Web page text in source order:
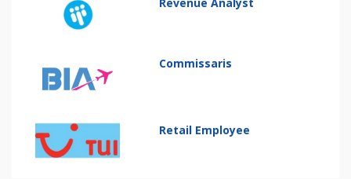
Revenue Analyst
Commissaris
Retail Employee